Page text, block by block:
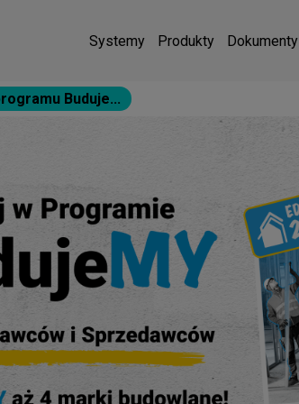
Systemy Produkty Dokumenty
Buduje...